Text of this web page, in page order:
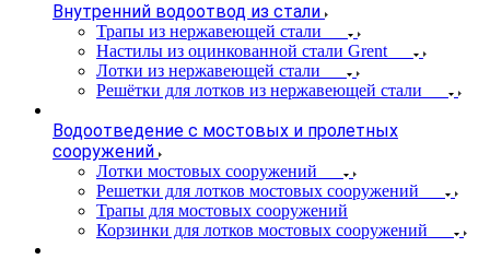
Внутренний водоотвод из стали
Трапы из нержавеющей стали
Настилы из оцинкованной стали Grent
Лотки из нержавеющей стали
Решётки для лотков из нержавеющей стали
Водоотведение с мостовых и пролетных
сооружений
Лотки мостовых сооружений
Решетки для лотков мостовых сооружений
Трапы для мостовых сооружений
Корзинки для лотков мостовых сооружений